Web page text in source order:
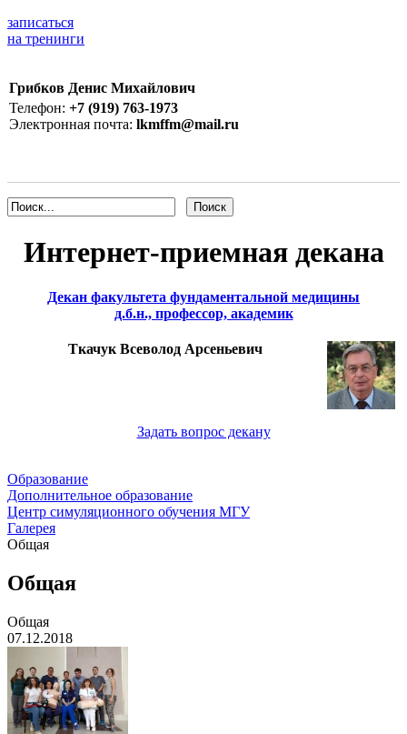
записаться
на тренинги
Грибков Денис Михайлович
Телефон: +7 (919) 763-1973
Электронная почта: lkmffm@mail.ru
Интернет-приемная декана
Декан факультета фундаментальной медицины
д.б.н., профессор, академик
Ткачук Всеволод Арсеньевич
Задать вопрос декану
Образование
Дополнительное образование
Центр симуляционного обучения МГУ
Галерея
Общая
Общая
Общая
07.12.2018